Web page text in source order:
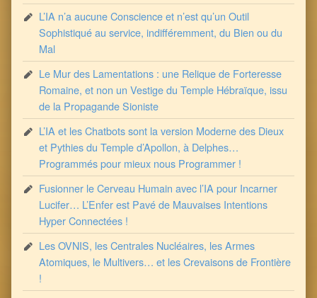
L’IA n’a aucune Conscience et n’est qu’un Outil
Sophistiqué au service, indifféremment, du Bien ou du
Mal
Le Mur des Lamentations : une Relique de Forteresse
Romaine, et non un Vestige du Temple Hébraïque, issu
de la Propagande Sioniste
L’IA et les Chatbots sont la version Moderne des Dieux
et Pythies du Temple d’Apollon, à Delphes…
Programmés pour mieux nous Programmer !
Fusionner le Cerveau Humain avec l’IA pour Incarner
Lucifer… L’Enfer est Pavé de Mauvaises Intentions
Hyper Connectées !
Les OVNIS, les Centrales Nucléaires, les Armes
Atomiques, le Multivers… et les Crevaisons de Frontière
!